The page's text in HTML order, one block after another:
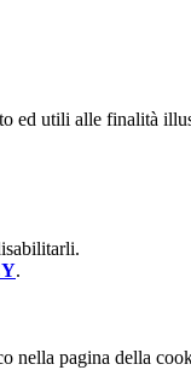
ed utili alle finalità
.
nella pagina della